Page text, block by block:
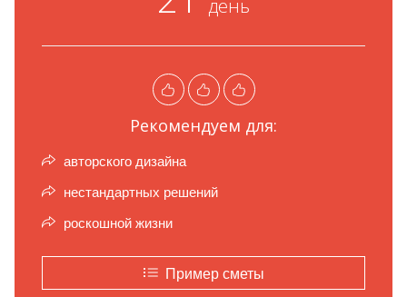
день
Рекомендуем для:
авторского дизайна
нестандартных решений
роскошной жизни
Пример сметы